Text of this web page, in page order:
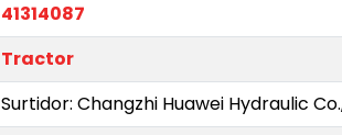
41314087
Tractor
Surtidor: Changzhi Huawei Hydraulic